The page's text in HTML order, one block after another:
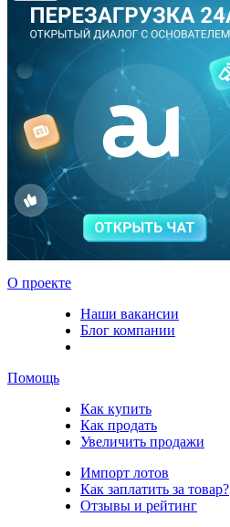
О проекте
Наши вакансии
Блог компании
Помощь
Как купить
Как продать
Увеличить продажи
Импорт лотов
Как заплатить за товар?
Отзывы и рейтинг